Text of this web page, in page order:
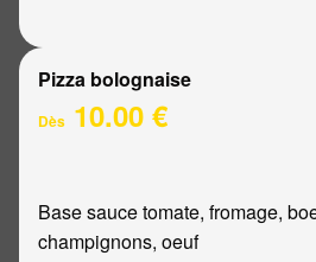
Pizza bolognaise
Dès 10.00 €
Base sauce tomate, fromage,
champignons, oeuf